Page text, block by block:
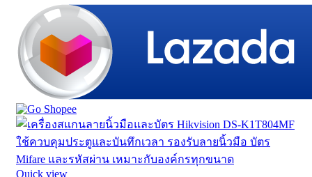
Quick view